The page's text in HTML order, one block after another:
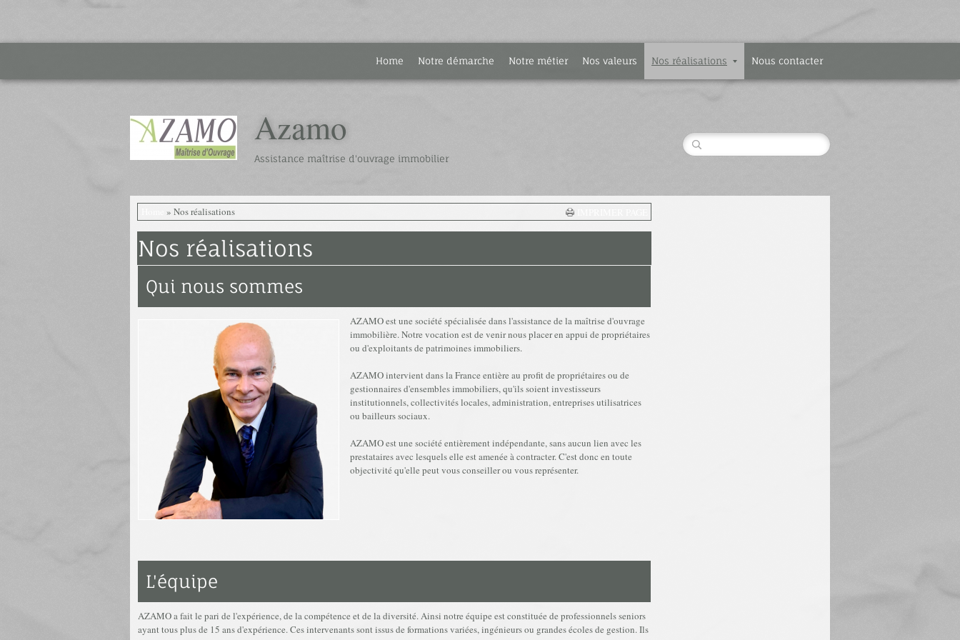
Home Notre démarche Notre métier Nos valeurs Nos réalisations Nous contacter
Azamo
Assistance maîtrise d'ouvrage immobilier
» Nos réalisations
Nos réalisations
Qui nous sommes
AZAMO est une société spécialisée dans l'assistance de la maîtrise d'ouvrage
immobilière. Notre vocation est de venir nous placer en appui de propriétaires
ou d'exploitants de patrimoines immobiliers.
AZAMO intervient dans la France entière au profit de propriétaires ou de
gestionnaires d'ensembles immobiliers, qu'ils soient investisseurs
institutionnels, collectivités locales, administration, entreprises utilisatrices
ou bailleurs sociaux.
AZAMO est une société entièrement indépendante, sans aucun lien avec les
prestataires avec lesquels elle est amenée à contracter. C'est donc en toute
objectivité qu'elle peut vous conseiller ou vous représenter.
L'équipe
AZAMO a fait le pari de l'expérience, de la compétence et de la diversité. Ainsi notre équipe est constituée de professionnels seniors
ayant tous plus de 15 ans d'expérience. Ces intervenants sont issus de formations variées, ingénieurs ou grandes écoles de gestion. Ils